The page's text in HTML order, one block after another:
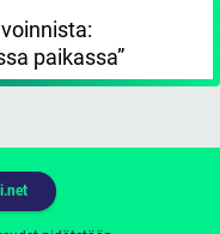
paikassa”